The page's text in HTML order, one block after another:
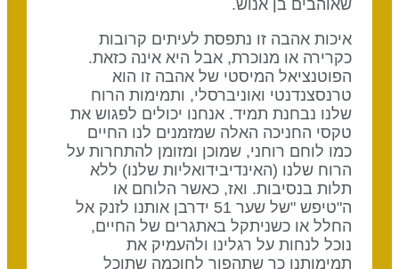
שאוהבים בן אנוש.
איכות אהבה זו נתפסת לעיתים קרובות
כקרירה או מנוכרת, אבל היא אינה כזאת.
הפוטנציאל המיסטי של אהבה זו הוא
טרנסצנדנטי ואוניברסלי, ותמימות הרוח
שלנו נבחנת תמיד. אנחנו יכולים לפגוש את
טקסי החניכה האלה שמזמנים לנו החיים
כמו לוחם רוחני, שמוכן ומזומן להתחרות על
הרוח שלנו (האינדיבידואליות שלנו) ללא
תלות בנסיבות. ואז, כאשר הלוחם או
ה"טיפש "של שער 51 ידרבן אותנו לזנק אל
החלל או כשניתקל באתגרים של החיים,
נוכל לנחות על רגלינו ולהעמיק את
תמימותנו כך שתהפוך לחוכמה שתוכל